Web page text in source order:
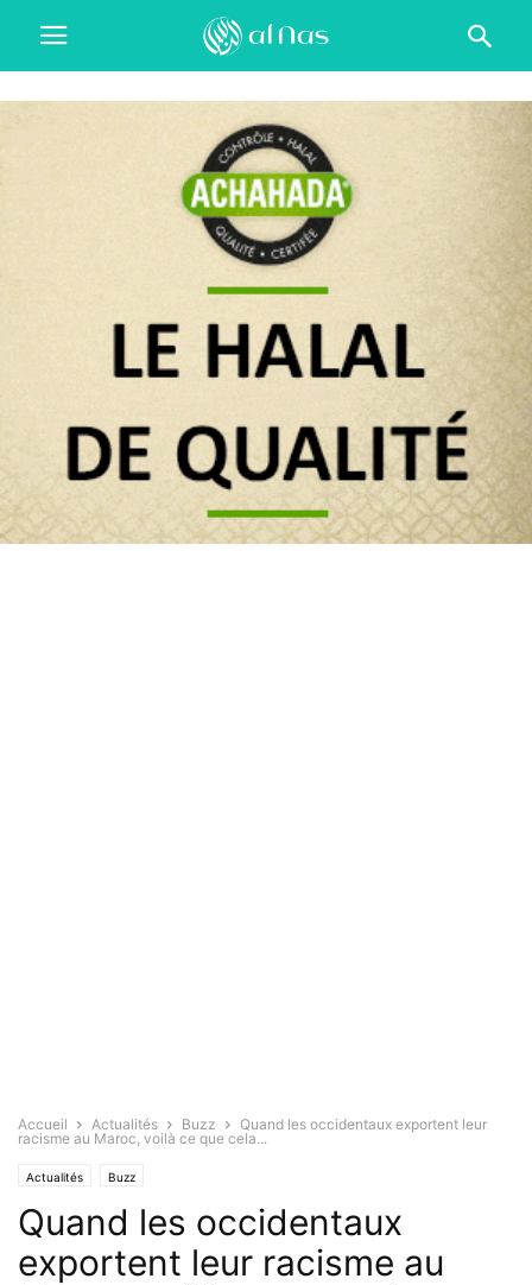
Accueil Actualités Buzz
Quand les occidentaux exportent leur
racisme au Maroc, voilà ce que cela...
Actualités Buzz
Quand les occidentaux
exportent leur racisme au